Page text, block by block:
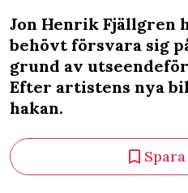
Jon Henrik Fjällgren
behövt försvara sig
grund av
Efter artistens nya
hakan.